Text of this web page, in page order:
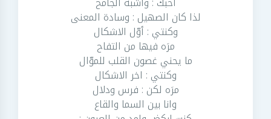
لذا كان الصهيل : وسادة المعنى
وكنتي : أوّل الاشكال
مرَه فيها من التفاح
ما يحني غصون القلب للموّال
وكنتي : اخر الاشكال
مرَه لكن : فرس ودلال
وانا بين السما والقاع